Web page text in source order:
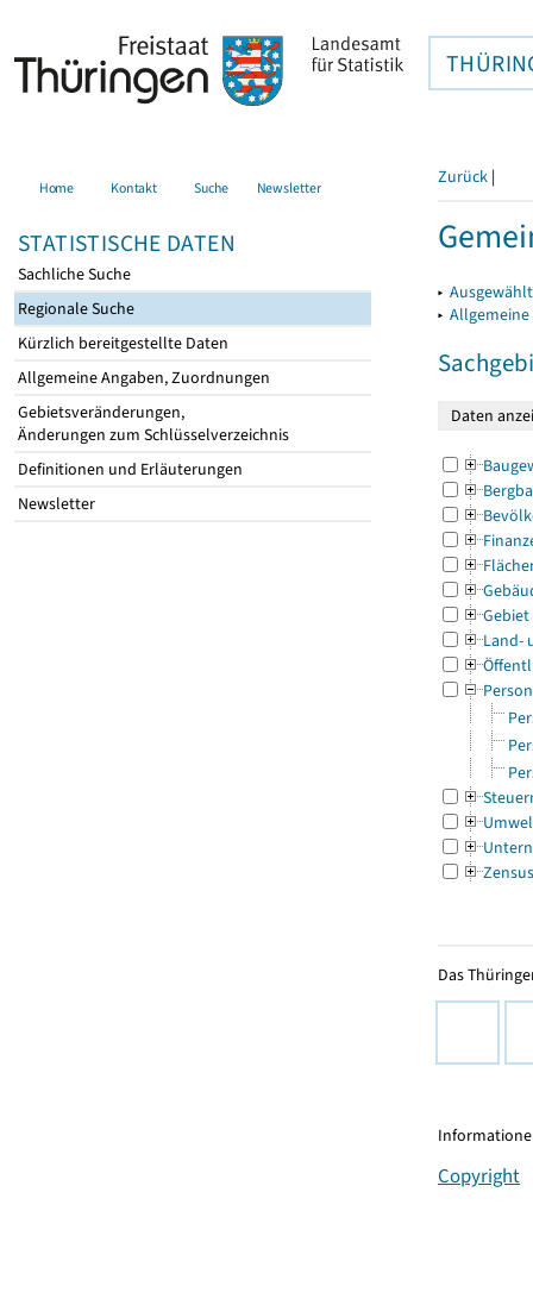
Home Kontakt Suche Newsletter
STATISTISCHE DATEN
Sachliche Suche
Regionale Suche
Kürzlich bereitgestellte Daten
Allgemeine Angaben, Zuordnungen
Gebietsveränderungen,
Änderungen zum Schlüsselverzeichnis
Definitionen und Erläuterungen
Newsletter
Zurück |
▸
▸
Gebiet
Land-
Zensus
Das
Copyright